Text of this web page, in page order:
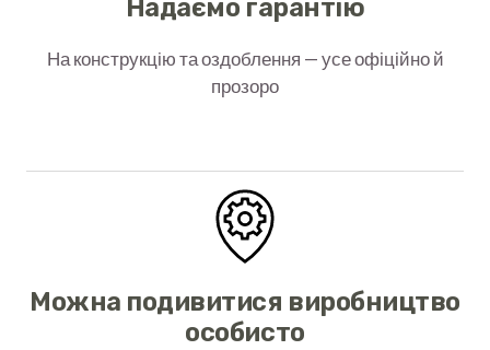
Надаємо гарантію
На конструкцію та оздоблення — усе офіційно й
прозоро
Можна подивитися виробництво
особисто